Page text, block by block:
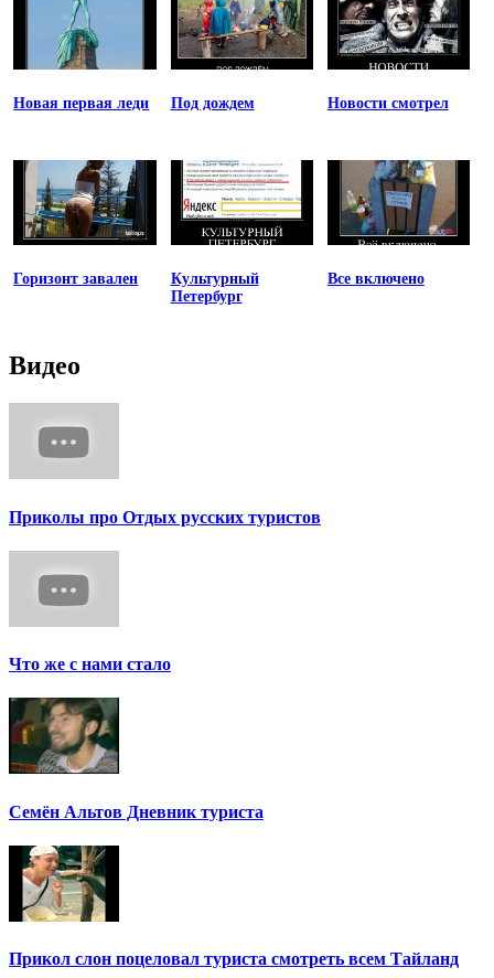
Новая первая леди Под дождем Новости смотрел
Горизонт завален
Культурный
Петербург
Все включено
Видео
Приколы про Отдых русских туристов
Что же с нами стало
Семён Альтов Дневник туриста
Прикол слон поцеловал туриста смотреть всем Тайланд